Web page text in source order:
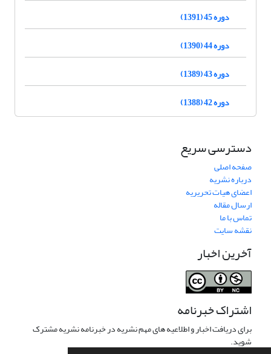
دوره 45 (1391)
دوره 44 (1390)
دوره 43 (1389)
دوره 42 (1388)
دسترسی سریع
صفحه اصلی
درباره نشریه
اعضای هیات تحریریه
ارسال مقاله
تماس با ما
نقشه سایت
آخرین اخبار
اشتراک خبرنامه
برای دریافت اخبار و اطلاعیه های مهم نشریه در خبرنامه نشریه مشترک
شوید.